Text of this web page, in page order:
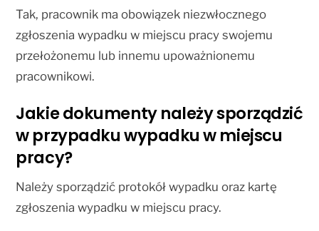
Tak, pracownik ma obowiązek niezwłocznego
zgłoszenia wypadku w miejscu pracy swojemu
przełożonemu lub innemu upoważnionemu
pracownikowi.
Jakie dokumenty należy sporządzić
w przypadku wypadku w miejscu
pracy?
Należy sporządzić protokół wypadku oraz kartę
zgłoszenia wypadku w miejscu pracy.